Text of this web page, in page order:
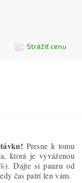
Strážiť cenu
Presne k tomu
ktorá je vyváženou
Dajte si pauzu od
čas patrí len vám.